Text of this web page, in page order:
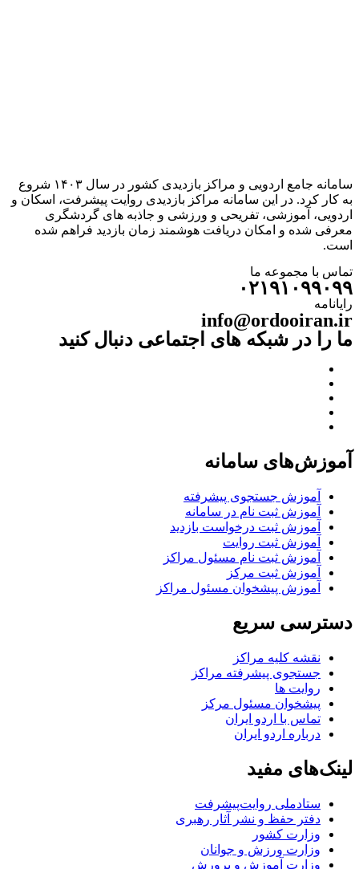
سامانه جامع اردویی و مراکز بازدیدی کشور در سال ۱۴۰۳ شروع
به کار کرد. در این سامانه مراکز بازدیدی روایت پیشرفت، اسکان و
اردویی، آموزشی، تفریحی و ورزشی و جاذبه های گردشگری
معرفی شده و امکان دریافت هوشمند زمان بازدید فراهم شده
است.
تماس با مجموعه ما
۰۲۱۹۱۰۹۹۰۹۹
رایانامه
info@ordooiran.ir
ما را در شبکه های اجتماعی دنبال کنید
آموزش‌های سامانه
آموزش جستجوی پیشرفته
آموزش ثبت نام در سامانه
آموزش ثبت درخواست بازدید
آموزش ثبت روایت
آموزش ثبت نام مسئول مراکز
آموزش ثبت مرکز
آموزش پیشخوان مسئول مراکز
دسترسی سریع
نقشه کلیه مراکز
جستجوی پیشرفته مراکز
روایت ها
پیشخوان مسئول مرکز
تماس با اردو ایران
درباره اردو ایران
لینک‌های مفید
ستاد‌ملی روایت‌پیشرفت
دفتر حفظ و نشر آثار رهبری
وزارت کشور
وزارت ورزش و جوانان
وزارت آموزش و پرورش